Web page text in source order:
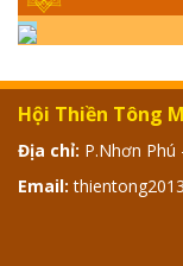
Hội Thiền Tông
Địa chỉ: P.Nhơn
Email: